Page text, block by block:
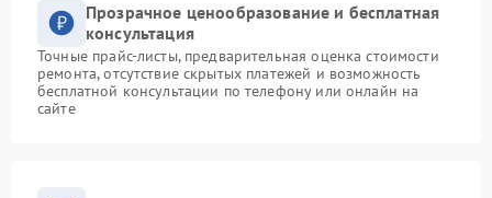
Прозрачное ценообразование и бесплатная
консультация
Точные прайс-листы, предварительная оценка стоимости
ремонта, отсутствие скрытых платежей и возможность
бесплатной консультации по телефону или онлайн на
сайте